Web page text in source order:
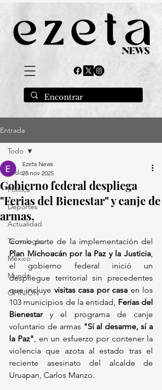
Entrada
Todo
Política
Deportes
Actualidad
Tecnología
México
Mundo
OPINIÓN
Todo
Gobierno federal despliega
"Ferias del Bienestar" y canje de
armas.
Ezeta News
28 nov 2025
Plan Michoacán por la Paz y la Justicia,
el gobierno federal inició un
despliegue territorial sin precedentes
que incluye visitas casa por casa en los
103 municipios de la entidad, Ferias del
Bienestar y el programa de canje
voluntario de armas "Sí al desarme, sí a
la Paz", en un esfuerzo por contener la
violencia que azota al estado tras el
reciente asesinato del alcalde de
Uruapan, Carlos Manzo.